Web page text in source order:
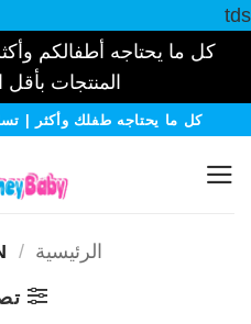
tds
كل ما يحتاجه أطفالكم
المنتجات
تخطيكل ما يحتاجه طفلك وأكثر |
الرئيسية /